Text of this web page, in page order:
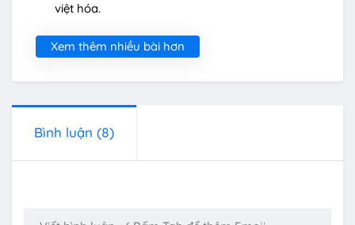
việt hóa.
Xem thêm nhiều bài hơn
Bình luận (8)